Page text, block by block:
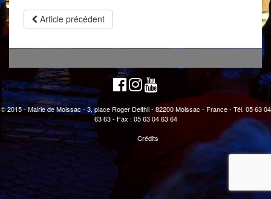
Article précédent
© 2015 - Mairie de Moissac - 3, place Roger Delthil - 82200 Moissac - France - Tél. 05 63 04
63 63 - Fax : 05 63 04 63 64
Crédits